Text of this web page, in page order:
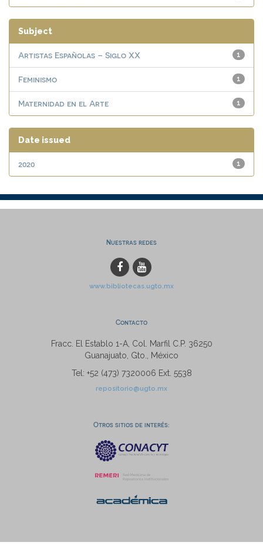
Subject
1
Artistas Españolas – Siglo XX
1
Feminismo
1
Maternidad en el Arte
Date issued
1
2020
Nuestras redes
www.bibliotecas.ugto.mx
Contacto
Fracc. El Establo 1-A, Col. Marfil C.P. 36250
Guanajuato, Gto., México
Tel: +52 (473) 7320006 Ext. 5538
repositorio@ugto.mx
Otros sitios de interés: